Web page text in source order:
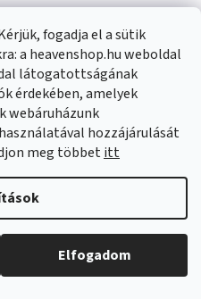
fogadja el a sütik
a heavenshop.hu weboldal
látogatottságának
érdekében, amelyek
webáruházunk
hozzájárulását
meg többetitt
Elfogadom
Laveo Alena, 1 kamrás
gránit mosogató
490x490x215 mm,
szürke, LAV-SBA_510T
Külső raktáron (>20 db
KOSÁRBA